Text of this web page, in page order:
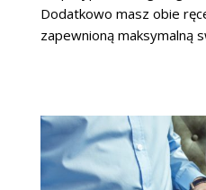
Dodatkowo masz obie
zapewnioną maksymalną